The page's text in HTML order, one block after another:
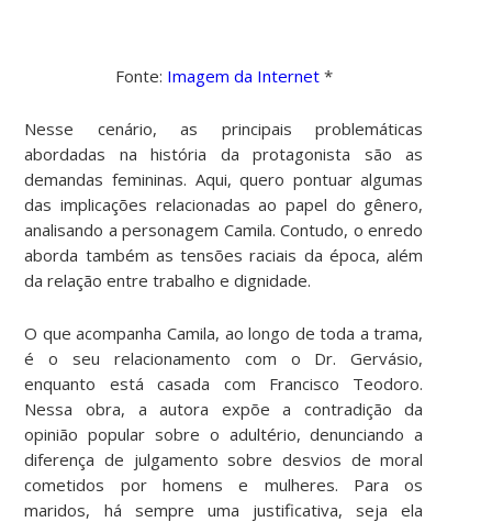
Fonte: Imagem da Internet*
Nesse cenário, as principais problemáticas
abordadas na história da protagonista são as
demandas femininas. Aqui, quero pontuar algumas
das implicações relacionadas ao papel do gênero,
analisando a personagem Camila. Contudo, o enredo
aborda também as tensões raciais da época, além
da relação entre trabalho e dignidade.
O que acompanha Camila, ao longo de toda a trama,
é o seu relacionamento com o Dr. Gervásio,
enquanto está casada com Francisco Teodoro.
Nessa obra, a autora expõe a contradição da
opinião popular sobre o adultério, denunciando a
diferença de julgamento sobre desvios de moral
cometidos por homens e mulheres. Para os
maridos, há sempre uma justificativa, seja ela